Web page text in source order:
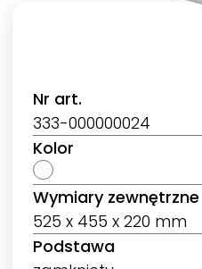
Nr art.
333-000000024
Kolor
Wymiary zewnętrzne
525 x 455 x 220 mm
Podstawa